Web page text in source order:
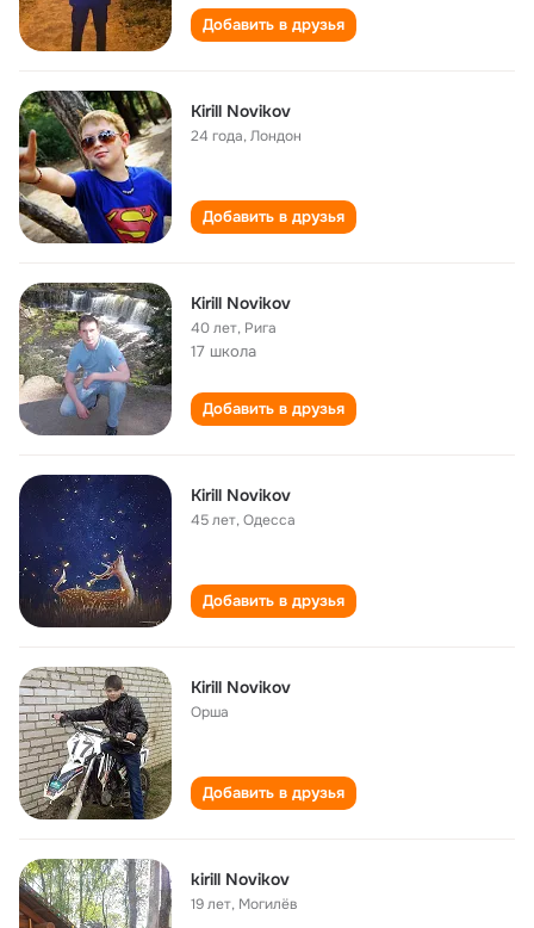
Добавить в друзья
Kirill Novikov
24 года,Лондон
Добавить в друзья
Kirill Novikov
40 лет, Рига
17 школа
Добавить в друзья
Kirill Novikov
45 лет,Одесса
Добавить в друзья
Kirill Novikov
Орша
Добавить в друзья
kirill Novikov
19 лет, Могилёв